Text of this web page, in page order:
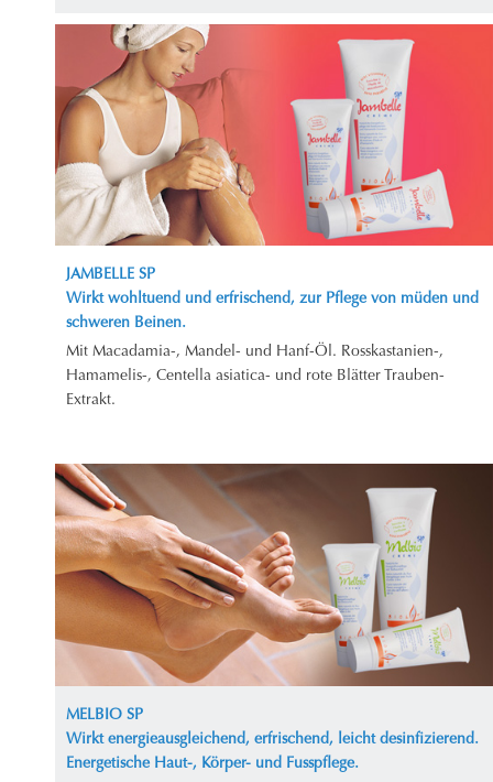
JAMBELLE SP
Wirkt wohltuend und erfrischend, zur Pflege von müden und
schweren Beinen.
Mit Macadamia-, Mandel- und Hanf-Öl. Rosskastanien-,
Hamamelis-, Centella asiatica- und rote Blätter Trauben-
Extrakt.
MELBIO SP
Wirkt energieausgleichend, erfrischend, leicht desinfizierend.
Energetische Haut-, Körper- und Fusspflege.